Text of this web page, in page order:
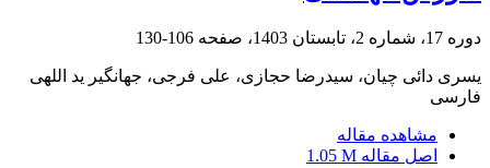
دوره 17، شماره 2، تابستان 1403، صفحه 106-130
یسری دائی چیان، سیدرضا حجازی، علی فرجی، جهانگیر ید اللهی
فارسی
مشاهده مقاله
اصل مقاله 1.05 M